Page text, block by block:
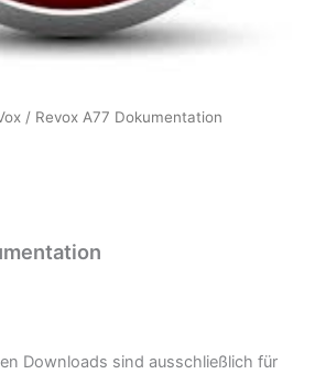
/ Revox A77 Dokumentation
Downloads sind ausschließlich für